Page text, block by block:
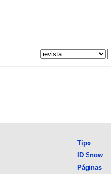
Tipo
ID Snow
Páginas